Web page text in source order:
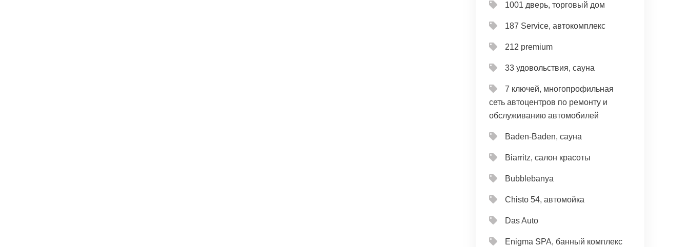
1001 дверь, торговый дом
187 Service, автокомплекс
212 premium
33 удовольствия, сауна
7 ключей, многопрофильная
сеть автоцентров по ремонту и
обслуживанию автомобилей
Baden-Baden, сауна
Biarritz, салон красоты
Bubblebanya
Chisto 54, автомойка
Das Auto
Enigma SPA, банный комплекс